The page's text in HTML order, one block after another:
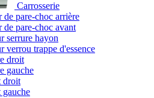
Carrosserie
de pare-choc arrière
de pare-choc avant
serrure hayon
verrou trappe d'essence
droit
gauche
droit